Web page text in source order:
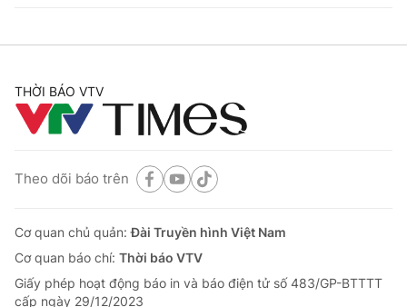
THỜI BÁO VTV
Theo dõi báo trên
Cơ quan chủ quản:Đài Truyền hình Việt Nam
Cơ quan báo chí: Thời báo VTV
Giấy phép hoạt động báo in và báo điện tử số 483/GP-BTTTT
cấp ngày 29/12/2023